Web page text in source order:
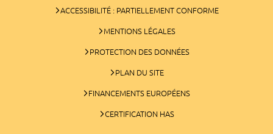
ACCESSIBILITÉ : PARTIELLEMENT CONFORME
MENTIONS LÉGALES
PROTECTION DES DONNÉES
PLAN DU SITE
FINANCEMENTS EUROPÉENS
CERTIFICATION HAS